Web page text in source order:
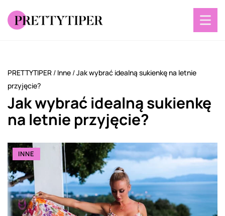
PRETTYTIPER / Inne /Jak wybrać idealną sukienkę na letnie
przyjęcie?
Jak wybrać idealną sukienkę
na letnie przyjęcie?
INNE